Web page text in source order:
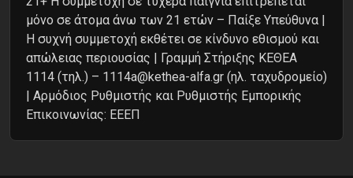
μόνο σε άτομα άνω των 21 ετών – Παίξε Υπεύθυνα |
Η συχνή συμμετοχή εκθέτει σε κίνδυνο εθισμού και
απώλειας περιουσίας | Γραμμή Στήριξης ΚΕΘΕΑ
1114 (τηλ.) – 1114a@kethea-alfa.gr (ηλ. ταχυδρομείο)
| Αρμόδιος Ρυθμιστής και Ρυθμιστής Εμπορικής
Επικοινωνίας: ΕΕΕΠ